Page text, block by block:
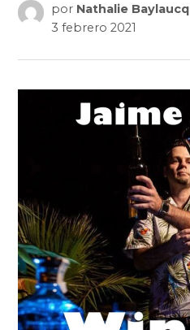
por Nathalie Baylaucq
3 febrero 2021